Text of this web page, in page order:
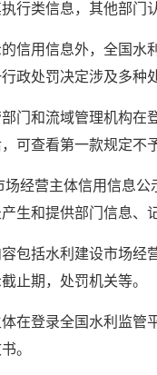
执行类信息，其他部
信用信息外，全国水
政处罚决定涉及多种
门和流域管理机构在
可查看第一款规定不
场经营主体信用信息
生和提供部门信息、
包括水利建设市场经
止期，处罚机关等。
在登录全国水利监管
。